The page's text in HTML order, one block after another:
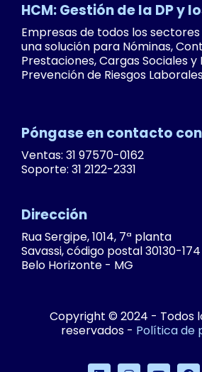
HCM: Gestión de la DP y
Empresas de todos los
una solución para Nóminas,
Prestaciones, Cargas Sociales y
Prevención de Riesgos
Póngase en contacto con
Ventas: 31 97570-0162
Soporte: 31 2122-2331
Dirección
Rua Sergipe, 1014, 7ª planta
Savassi, código postal 30130-174
Belo Horizonte - MG
Copyright © 2024 - Todos
reservados - Política de